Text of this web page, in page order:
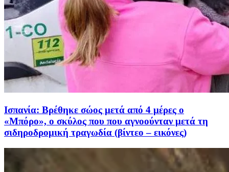
Iσπανία: Βρέθηκε σώος μετά από 4 μέρες ο
«Μπόρο», ο σκύλος που που αγνοούνταν μετά τη
σιδηροδρομική τραγωδία (βίντεο – εικόνες)